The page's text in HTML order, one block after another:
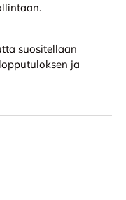
suositellaan
ja